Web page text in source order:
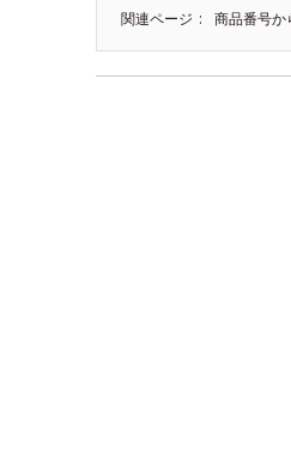
関連ページ 商品番号か